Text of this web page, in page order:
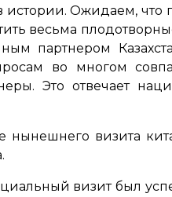
истории. Ожидаем, что
весьма
партнером
во многом
Это отвечает
нынешнего визита
визит был